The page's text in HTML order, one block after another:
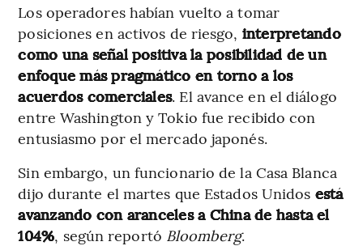
Los operadores habían vuelto a tomar
posiciones en activos de riesgo, interpretando
como una señal positiva la posibilidad de un
enfoque más pragmático en torno a los
acuerdos comerciales. El avance en el diálogo
entre Washington y Tokio fue recibido con
entusiasmo por el mercado japonés.
Sin embargo, un funcionario de la Casa Blanca
dijo durante el martes que Estados Unidos está
avanzando con aranceles a China de hasta el
104%, según reportó Bloomberg.